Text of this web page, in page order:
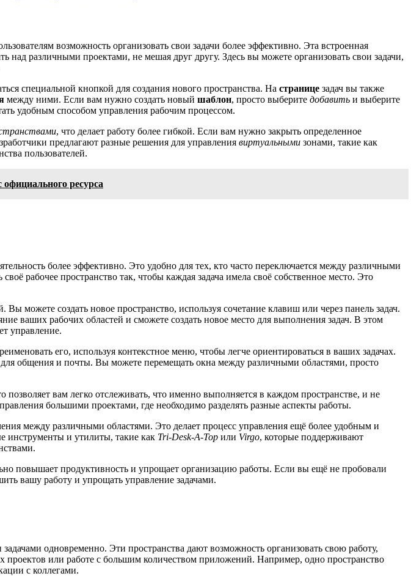
возможность организовать свои задачи более эффективно. Эта встроенная
над различными проектами, не мешая друг другу. Здесь вы можете организовать свои задачи,
специальной кнопкой для создания нового пространства. На странице задач вы также
между ними. Если вам нужно создать новый шаблон, просто выберите добавить и выберите
удобным способом управления рабочим процессом.
, что делает работу более гибкой. Если вам нужно закрыть определенное
предлагают разные решения для управления виртуальными зонами, такие как
пользователей.
ресурса
более эффективно. Это удобно для тех, кто часто переключается между различными
рабочее пространство так, чтобы каждая задача имела своё собственное место. Это
можете создать новое пространство, используя сочетание клавиш или через панель задач.
ваших рабочих областей и сможете создать новое место для выполнения задач. В этом
управление.
его, используя контекстное меню, чтобы легче ориентироваться в ваших задачах.
общения и почты. Вы можете перемещать окна между различными областями, просто
вам легко отслеживать, что именно выполняется в каждом пространстве, и не
большими проектами, где необходимо разделять разные аспекты работы.
между различными областями. Это делает процесс управления ещё более удобным и
инструменты и утилиты, такие как Tri-Desk-A-Top или Virgo, которые поддерживают
повышает продуктивность и упрощает организацию работы. Если вы ещё не пробовали
вашу работу и упрощать управление задачами.
одновременно. Эти пространства дают возможность организовать свою работу,
или работе с большим количеством приложений. Например, одно пространство
с коллегами.